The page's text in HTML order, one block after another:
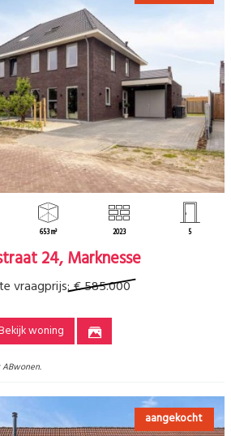
653 m³ 2023 5
24, Marknesse
vraagprijs:€ 585.000
woning
aangekocht